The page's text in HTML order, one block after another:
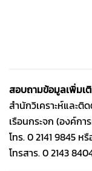
สอบถามข้อมูลเพิ่มเ
สำนักวิเคราะห์และติ
เรือนกระจก (องค์กา
โทร. 0 2141 9845
โทรสาร. 0 2143